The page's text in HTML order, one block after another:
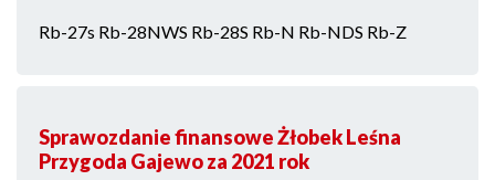
Rb-27s Rb-28NWS Rb-28S Rb-N Rb-NDS Rb-Z
Sprawozdanie finansowe Żłobek Leśna
Przygoda Gajewo za 2021 rok